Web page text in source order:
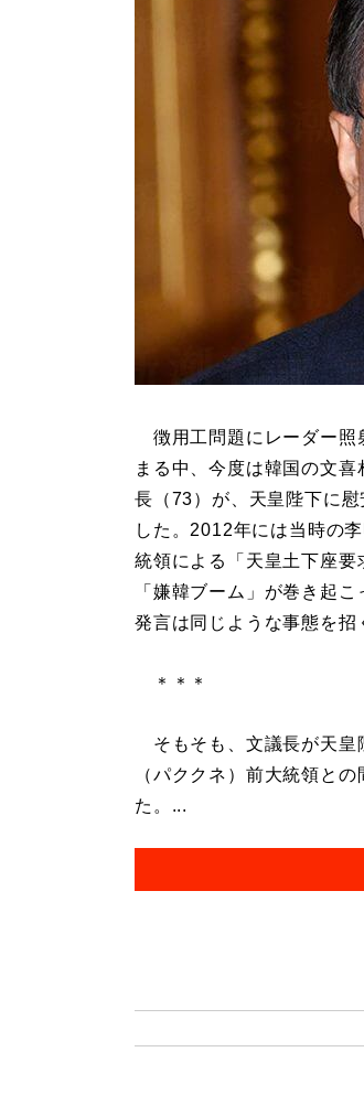
徴用工問題にレーダー
まる中、今度は韓国の文
長（73）が、天皇陛下に
した。2012年には当時の
統領による「天皇土下座
「嫌韓ブーム」が巻き起
発言は同じような事態を
＊＊＊
そもそも、文議長が天皇
（パククネ）前大統領と
た。...